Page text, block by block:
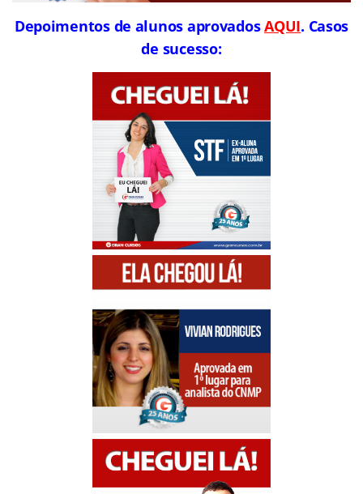
Depoimentos de alunos aprovadosAQUI. Casos
de sucesso: